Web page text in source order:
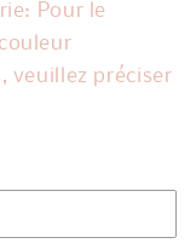
Pour le
veuillez préciser